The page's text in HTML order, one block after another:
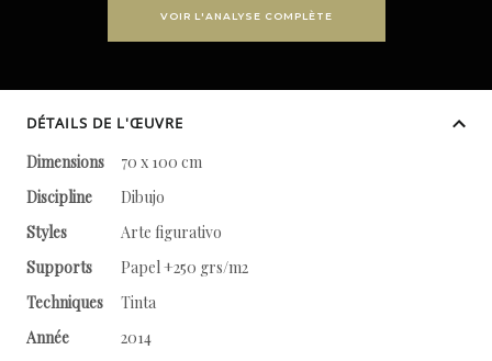
VOIR L'ANALYSE COMPLÈTE
DÉTAILS DE L'ŒUVRE
Dimensions
70 x 100 cm
Discipline
Dibujo
Styles
Arte figurativo
Supports
Papel +250 grs/m2
Techniques
Tinta
Année
2014